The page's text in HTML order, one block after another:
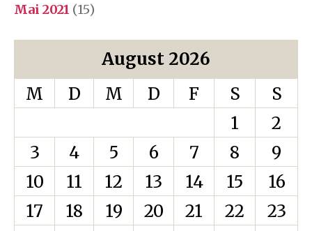
Mai 2021 (15)
August 2026
M
D M D F S
S
1
2
3
4 5 6 7 8
9
10
11 12 13 14 15
16
17
18 19 20 21 22
23